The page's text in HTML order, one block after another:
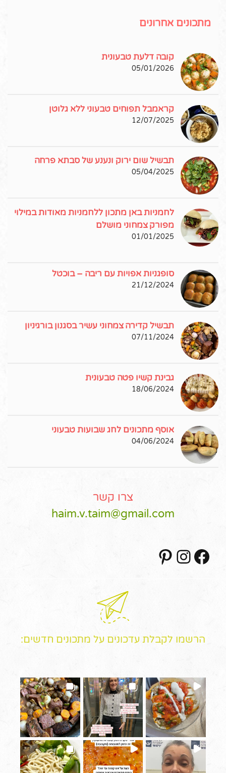
מתכונים אחרונים
קובה דלעת טבעונית
05/01/2026
קראמבל תפוחים טבעוני ללא גלוטן
12/07/2025
תבשיל שום ירוק ונענע של סבתא פרחה
05/04/2025
לחמניות באן מתכון ללחמניות מאודות במילוי
מפורק צמחוני מושלם
01/01/2025
סופגניות אפויות עם ריבה – בוכטל
21/12/2024
תבשיל קדירה צמחוני עשיר בסגנון בורגיניון
07/11/2024
גבינת קשיו פטה טבעונית
18/06/2024
אוסף מתכונים לחג שבועות טבעוני
04/06/2024
צרו קשר
haim.v.taim@gmail.com
Facebook
Instagram
הרשמו לקבלת עדכונים על מתכונים חדשים: